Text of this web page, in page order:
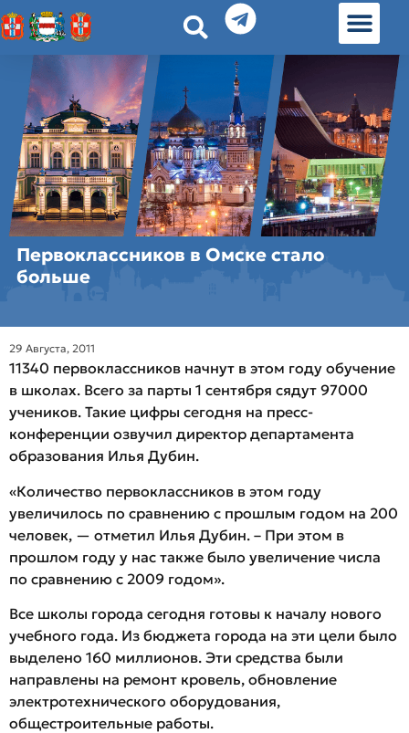
Первоклассников в Омске стало
больше
29 Августа, 2011
11340 первоклассников начнут в этом году обучение
в школах. Всего за парты 1 сентября сядут 97000
учеников. Такие цифры сегодня на пресс-
конференции озвучил директор департамента
образования Илья Дубин.
«Количество первоклассников в этом году
увеличилось по сравнению с прошлым годом на 200
человек, — отметил Илья Дубин. – При этом в
прошлом году у нас также было увеличение числа
по сравнению с 2009 годом».
Все школы города сегодня готовы к началу нового
учебного года. Из бюджета города на эти цели было
выделено 160 миллионов. Эти средства были
направлены на ремонт кровель, обновление
электротехнического оборудования,
общестроительные работы.